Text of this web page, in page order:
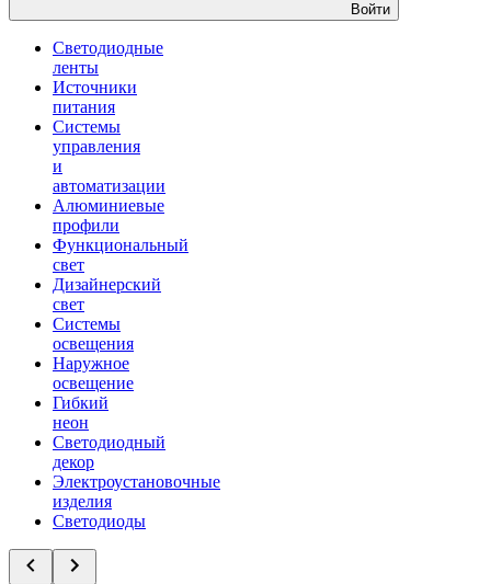
Войти
Светодиодные
ленты
Источники
питания
Системы
управления
и
автоматизации
Алюминиевые
профили
Функциональный
свет
Дизайнерский
свет
Системы
освещения
Наружное
освещение
Гибкий
неон
Светодиодный
декор
Электроустановочные
изделия
Светодиоды